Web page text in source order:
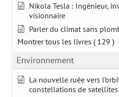
Nikola Tesla : Ingénieur,
visionnaire
Parler du climat sans
Montrer tous les livres ( 129 )
Environnement
La nouvelle ruée vers
constellations de